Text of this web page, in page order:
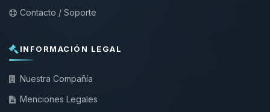
Contacto / Soporte
INFORMACIÓN LEGAL
Nuestra Compañía
Menciones Legales